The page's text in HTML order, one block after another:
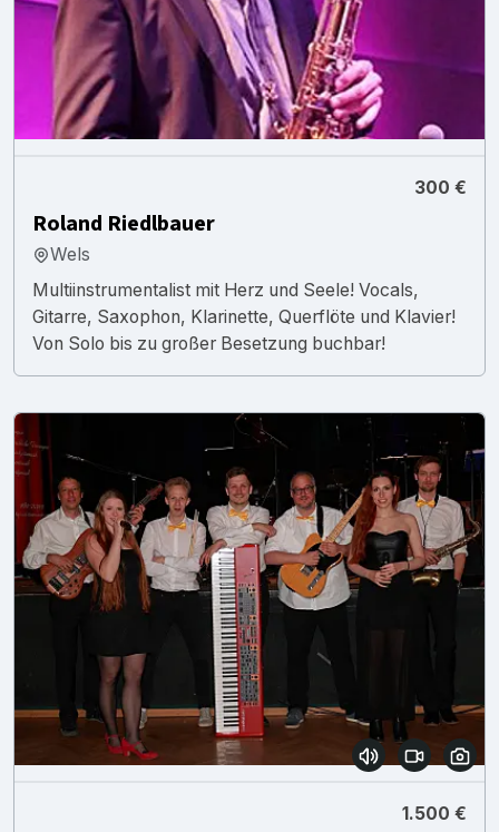
300 €
Roland Riedlbauer
Wels
Multiinstrumentalist mit Herz und Seele! Vocals,
Gitarre, Saxophon, Klarinette, Querflöte und Klavier!
Von Solo bis zu großer Besetzung buchbar!
1.500 €